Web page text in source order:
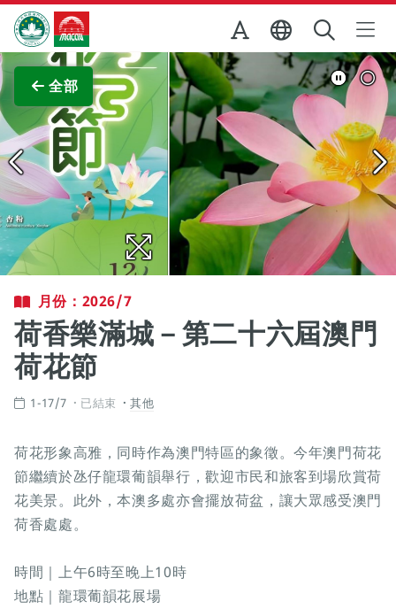
跳至主内容
澳門特別行政區政府旅遊局
全部
查看原圖
月份：2026/7
荷香樂滿城－第二十六屆澳門
荷花節
1-17/7 已結束 其他
荷花形象高雅，同時作為澳門特區的象徵。今年澳門荷花
節繼續於氹仔龍環葡韻舉行，歡迎市民和旅客到場欣賞荷
花美景。此外，本澳多處亦會擺放荷盆，讓大眾感受澳門
荷香處處。
時間｜上午6時至晚上10時
地點｜龍環葡韻花展場